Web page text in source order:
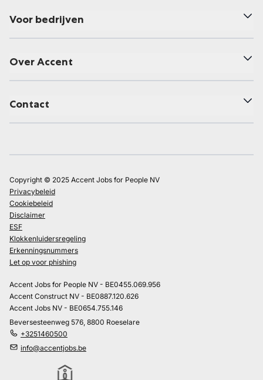
Voor bedrijven
Over Accent
Contact
Copyright © 2025 Accent Jobs for People NV
Privacybeleid
Cookiebeleid
Disclaimer
ESF
Klokkenluidersregeling
Erkenningsnummers
Let op voor phishing
Accent Jobs for People NV - BE0455.069.956
Accent Construct NV - BE0887.120.626
Accent Jobs NV - BE0654.755.146
Beversesteenweg 576, 8800 Roeselare
+3251460500
info@accentjobs.be